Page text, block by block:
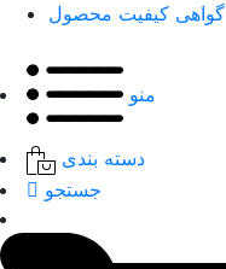
گواهی کیفیت محصول
منو
دسته بندی
جستجو